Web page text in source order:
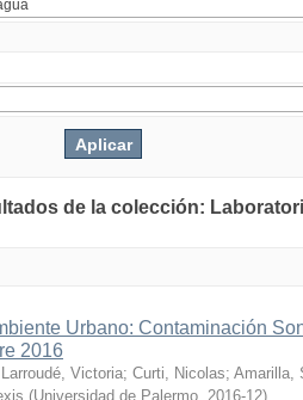
de la colección:
Urbano: Contaminación
2016
Larroudé, Victoria; Curti, Nicolas; Amarilla,
(Universidad de Palermo 2016-12)